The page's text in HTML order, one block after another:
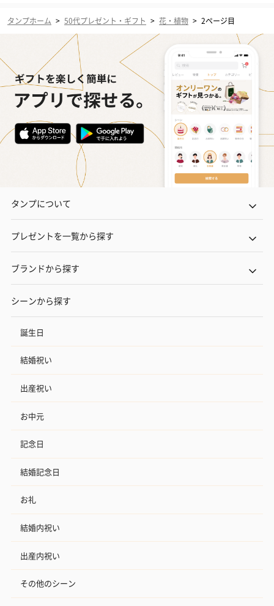
タンプホーム > 50代プレゼント・ギフト > 花・植物 > 2ページ目
タンプについて
プレゼントを一覧から探す
ブランドから探す
シーンから探す
誕生日
結婚祝い
出産祝い
お中元
記念日
結婚記念日
お礼
結婚内祝い
出産内祝い
その他のシーン